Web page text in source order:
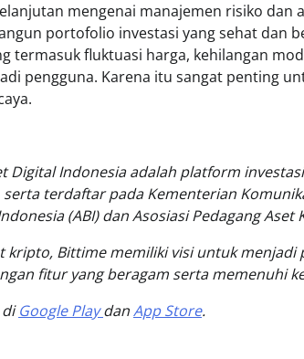
mengenai manajemen risiko
portofolio investasi yang sehat dan
termasuk fluktuasi harga, kehilangan
pengguna. Karena itu sangat penting
Digital Indonesia adalah platform
serta terdaftar pada Kementerian
(ABI) dan Asosiasi Pedagang Aset
kripto, Bittime memiliki visi untuk
fitur yang beragam serta memenuhi
diGoogle PlaydanApp Store.